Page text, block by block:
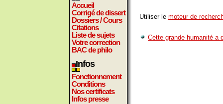
Accueil
Corrigé de dissert
Dossiers / Cours
Citations
Liste de sujets
Votre correction
BAC de philo
Infos
Fonctionnement
Conditions
Nos certificats
Infos presse
Utiliser le moteur de
Cette grande humanité a